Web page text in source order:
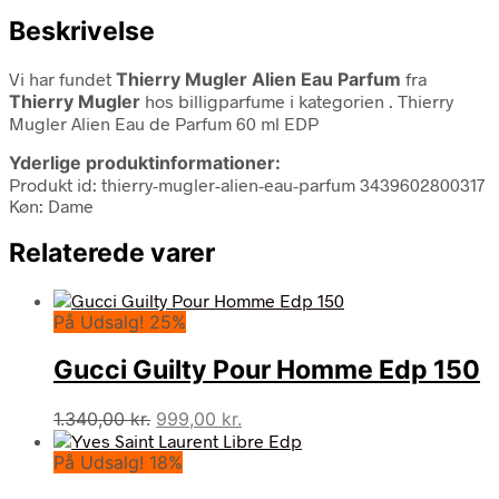
Beskrivelse
Vi har fundet Thierry Mugler Alien Eau Parfum fra
Thierry Mugler hos billigparfume i kategorien . Thierry
Mugler Alien Eau de Parfum 60 ml EDP
Yderlige produktinformationer:
Produkt id: thierry-mugler-alien-eau-parfum 3439602800317
Køn: Dame
Relaterede varer
På Udsalg! 25%
Gucci Guilty Pour Homme Edp 150
1.340,00kr. Den
oprindelige
pris
999,00 kr.
aktuelle
På Udsalg! 18%